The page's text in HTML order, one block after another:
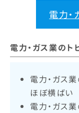
電力・
電力・ガス業のト
電力・ガス
ほぼ横ばい
電力・ガス